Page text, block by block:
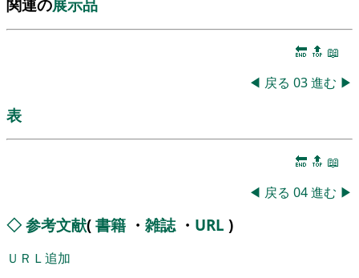
関連の展示品
🔚 🔝 📖
◀ 戻る 03進む ▶
表
🔚 🔝 📖
◀ 戻る 04進む ▶
◇ 参考文献( 書籍 ・ 雑誌・ URL )
ＵＲＬ追加